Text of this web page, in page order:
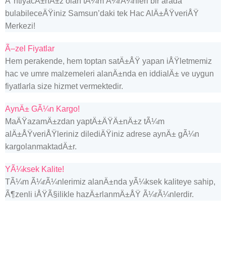
bulabileceÄŸiniz Samsun’daki tek Hac AlÄ±ÅŸveriÅŸ
Merkezi!
Ã–zel Fiyatlar
Hem perakende, hem toptan satÄ±ÅŸ yapan iÅŸletmemiz
hac ve umre malzemeleri alanÄ±nda en iddialÄ± ve uygun
fiyatlarla size hizmet vermektedir.
AynÄ± GÃ¼n Kargo!
MaÄŸazamÄ±zdan yaptÄ±ÄŸÄ±nÄ±z tÃ¼m
alÄ±ÅŸveriÅŸleriniz dilediÄŸiniz adrese aynÄ± gÃ¼n
kargolanmaktadÄ±r.
YÃ¼ksek Kalite!
TÃ¼m Ã¼rÃ¼nlerimiz alanÄ±nda yÃ¼ksek kaliteye sahip,
Ã¶zenli iÅŸÃ§ilikle hazÄ±rlanmÄ±ÅŸ Ã¼rÃ¼nlerdir.